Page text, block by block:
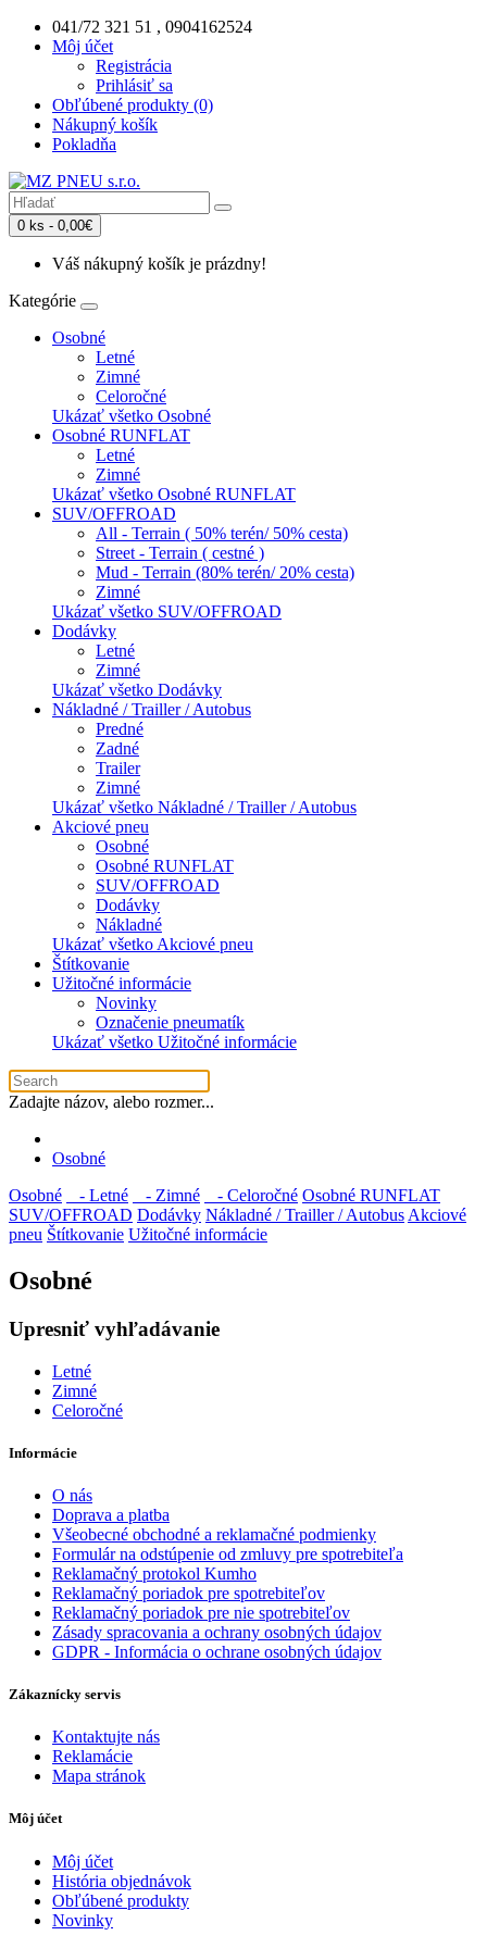
041/72 321 51 , 0904162524
Môj účet
Registrácia
Prihlásiť sa
Obľúbené produkty (0)
Nákupný košík
Pokladňa
0 ks - 0,00€
Váš nákupný košík je prázdny!
Kategórie
Osobné
Letné
Zimné
Celoročné
Ukázať všetko Osobné
Osobné RUNFLAT
Letné
Zimné
Ukázať všetko Osobné RUNFLAT
SUV/OFFROAD
All - Terrain ( 50% terén/ 50% cesta)
Street - Terrain ( cestné )
Mud - Terrain (80% terén/ 20% cesta)
Zimné
Ukázať všetko SUV/OFFROAD
Dodávky
Letné
Zimné
Ukázať všetko Dodávky
Nákladné / Trailler / Autobus
Predné
Zadné
Trailer
Zimné
Ukázať všetko Nákladné / Trailler / Autobus
Akciové pneu
Osobné
Osobné RUNFLAT
SUV/OFFROAD
Dodávky
Nákladné
Ukázať všetko Akciové pneu
Štítkovanie
Užitočné informácie
Novinky
Označenie pneumatík
Ukázať všetko Užitočné informácie
Zadajte názov, alebo rozmer...
Osobné
Osobné
- Letné - Zimné - Celoročné Osobné RUNFLAT
SUV/OFFROAD Dodávky Nákladné / Trailler / Autobus Akciové
pneu Štítkovanie Užitočné informácie
Osobné
Upresniť vyhľadávanie
Letné
Zimné
Celoročné
Informácie
O nás
Doprava a platba
Všeobecné obchodné a reklamačné podmienky
Formulár na odstúpenie od zmluvy pre spotrebiteľa
Reklamačný protokol Kumho
Reklamačný poriadok pre spotrebiteľov
Reklamačný poriadok pre nie spotrebiteľov
Zásady spracovania a ochrany osobných údajov
GDPR - Informácia o ochrane osobných údajov
Zákaznícky servis
Kontaktujte nás
Reklamácie
Mapa stránok
Môj účet
Môj účet
História objednávok
Obľúbené produkty
Novinky